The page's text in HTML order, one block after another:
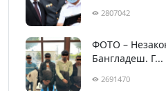
2807042
ФОТО –
Бангладеш. Г...
2691470